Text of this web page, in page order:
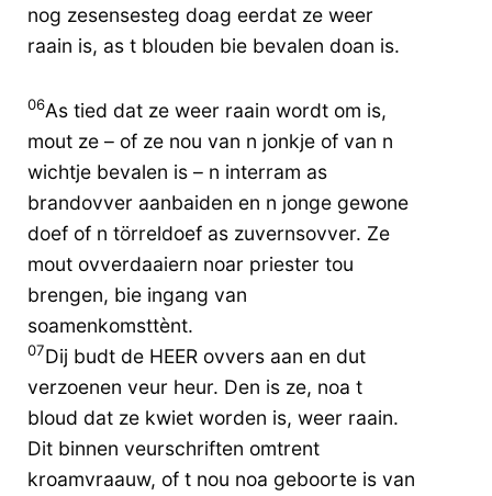
nog zesensesteg doag eerdat ze weer
raain is, as t blouden bie bevalen doan is.
06As tied dat ze weer raain wordt om is,
mout ze – of ze nou van n jonkje of van n
wichtje bevalen is – n interram as
brandovver aanbaiden en n jonge gewone
doef of n törreldoef as zuvernsovver. Ze
mout ovverdaaiern noar priester tou
brengen, bie ingang van
soamenkomsttènt.
07Dij budt de HEER ovvers aan en dut
verzoenen veur heur. Den is ze, noa t
bloud dat ze kwiet worden is, weer raain.
Dit binnen veurschriften omtrent
kroamvraauw, of t nou noa geboorte is van